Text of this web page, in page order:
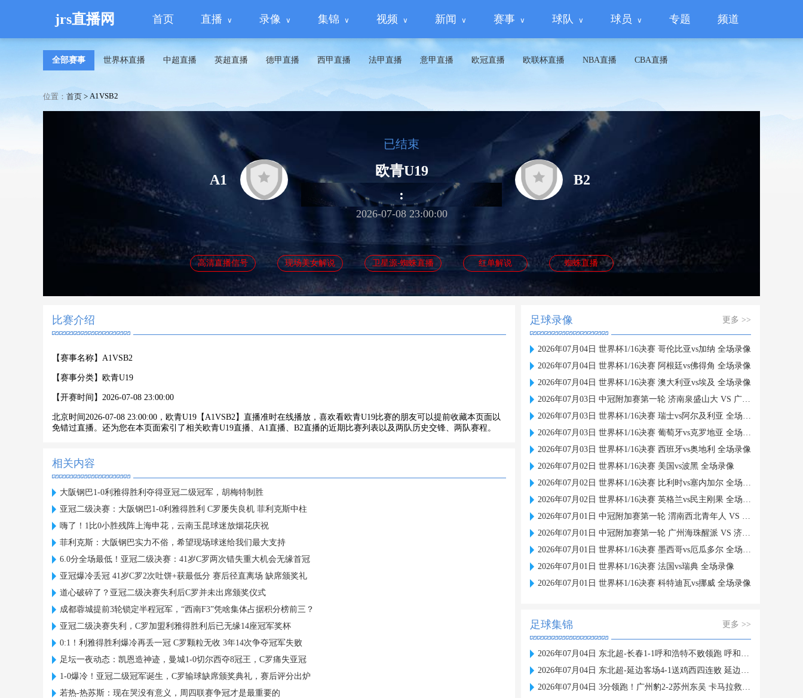
jrs直播网 首页 直播 录像 集锦 视频 新闻 赛事 球队 球员 专题 频道
全部赛事 世界杯直播 中超直播 英超直播 德甲直播 西甲直播 法甲直播 意甲直播 欧冠直播 欧联杯直播 NBA直播 CBA直播
位置： 首页 > A1VSB2
A1
已结束
欧青U19
:
2026-07-08 23:00:00
B2
高清直播信号 现场美女解说 卫星源-蜘蛛直播 红单解说 蜘蛛直播
比赛介绍
【赛事名称】 A1VSB2
【赛事分类】 欧青U19
【开赛时间】 2026-07-08 23:00:00
北京时间2026-07-08 23:00:00，欧青U19【A1VSB2】直播准时在线播放，喜欢看欧青U19比赛的朋友可以提前收藏本页面以
免错过直播。还为您在本页面索引了相关欧青U19直播、A1直播、B2直播的近期比赛列表以及两队历史交锋、两队赛程。
相关内容
大阪钢巴1-0利雅得胜利夺得亚冠二级冠军，胡梅特制胜
亚冠二级决赛：大阪钢巴1-0利雅得胜利 C罗屡失良机 菲利克斯中柱
嗨了！1比0小胜残阵上海申花，云南玉昆球迷放烟花庆祝
菲利克斯：大阪钢巴实力不俗，希望现场球迷给我们最大支持
6.0分全场最低！亚冠二级决赛：41岁C罗两次错失重大机会无缘首冠
亚冠爆冷丢冠 41岁C罗2次吐饼+获最低分 赛后径直离场 缺席颁奖礼
道心破碎了？亚冠二级决赛失利后C罗并未出席颁奖仪式
成都蓉城提前3轮锁定半程冠军，“西南F3”凭啥集体占据积分榜前三？
亚冠二级决赛失利，C罗加盟利雅得胜利后已无缘14座冠军奖杯
0:1！利雅得胜利爆冷再丢一冠 C罗颗粒无收 3年14次争夺冠军失败
足坛一夜动态：凯恩造神迹，曼城1-0切尔西夺8冠王，C罗痛失亚冠
1-0爆冷！亚冠二级冠军诞生，C罗输球缺席颁奖典礼，赛后评分出炉
若热-热苏斯：现在哭没有意义，周四联赛争冠才是最重要的
足球录像 更多 >>
2026年07月04日 世界杯1/16决赛 哥伦比亚vs加纳 全场录像
2026年07月04日 世界杯1/16决赛 阿根廷vs佛得角 全场录像
2026年07月04日 世界杯1/16决赛 澳大利亚vs埃及 全场录像
2026年07月03日 中冠附加赛第一轮 济南泉盛山大 VS 广州海珠醒派 全场录像
2026年07月03日 世界杯1/16决赛 瑞士vs阿尔及利亚 全场录像
2026年07月03日 世界杯1/16决赛 葡萄牙vs克罗地亚 全场录像
2026年07月03日 世界杯1/16决赛 西班牙vs奥地利 全场录像
2026年07月02日 世界杯1/16决赛 美国vs波黑 全场录像
2026年07月02日 世界杯1/16决赛 比利时vs塞内加尔 全场录像
2026年07月02日 世界杯1/16决赛 英格兰vs民主刚果 全场录像
2026年07月01日 中冠附加赛第一轮 渭南西北青年人 VS 贵州栩烽棠 全场录像
2026年07月01日 中冠附加赛第一轮 广州海珠醒派 VS 济南泉盛山大 全场录像
2026年07月01日 世界杯1/16决赛 墨西哥vs厄瓜多尔 全场录像
2026年07月01日 世界杯1/16决赛 法国vs瑞典 全场录像
2026年07月01日 世界杯1/16决赛 科特迪瓦vs挪威 全场录像
足球集锦 更多 >>
2026年07月04日 东北超-长春1-1呼和浩特不败领跑 呼和浩特4轮3平1负仍不胜
2026年07月04日 东北超-延边客场4-1送鸡西四连败 延边收获2连胜
2026年07月04日 3分领跑！广州豹2-2苏州东吴 卡马拉救主罗萨&埃斯特雷拉世界波